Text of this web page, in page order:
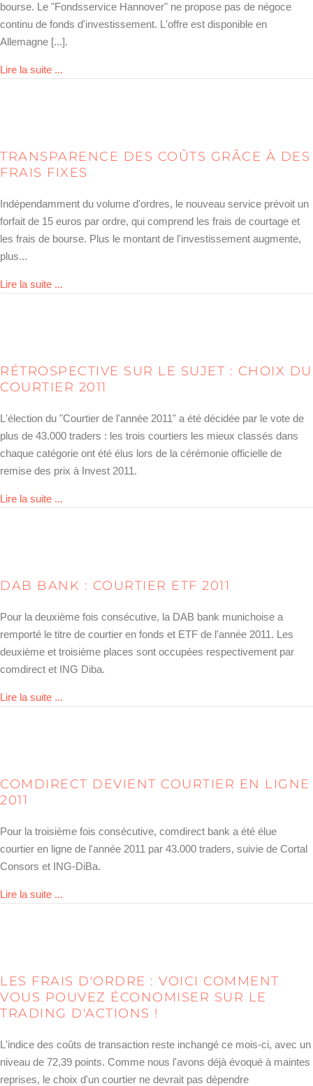
bourse. Le "Fondsservice Hannover" ne propose pas de négoce
continu de fonds d'investissement. L'offre est disponible en
Allemagne [...].
Lire la suite ...
TRANSPARENCE DES COÛTS GRÂCE À DES
FRAIS FIXES
Indépendamment du volume d'ordres, le nouveau service prévoit un
forfait de 15 euros par ordre, qui comprend les frais de courtage et
les frais de bourse. Plus le montant de l'investissement augmente,
plus...
Lire la suite ...
RÉTROSPECTIVE SUR LE SUJET : CHOIX DU
COURTIER 2011
L'élection du "Courtier de l'année 2011" a été décidée par le vote de
plus de 43.000 traders : les trois courtiers les mieux classés dans
chaque catégorie ont été élus lors de la cérémonie officielle de
remise des prix à Invest 2011.
Lire la suite ...
DAB BANK : COURTIER ETF 2011
Pour la deuxième fois consécutive, la DAB bank munichoise a
remporté le titre de courtier en fonds et ETF de l'année 2011. Les
deuxième et troisième places sont occupées respectivement par
comdirect et ING Diba.
Lire la suite ...
COMDIRECT DEVIENT COURTIER EN LIGNE
2011
Pour la troisième fois consécutive, comdirect bank a été élue
courtier en ligne de l'année 2011 par 43.000 traders, suivie de Cortal
Consors et ING-DiBa.
Lire la suite ...
LES FRAIS D'ORDRE : VOICI COMMENT
VOUS POUVEZ ÉCONOMISER SUR LE
TRADING D'ACTIONS !
L'indice des coûts de transaction reste inchangé ce mois-ci, avec un
niveau de 72,39 points. Comme nous l'avons déjà évoqué à maintes
reprises, le choix d'un courtier ne devrait pas dépendre